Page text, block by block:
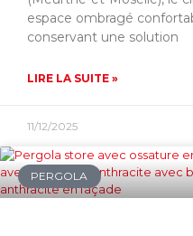
espace ombragé
conservant une solution
LIRE LA SUITE »
11/12/2025
PERGOLA